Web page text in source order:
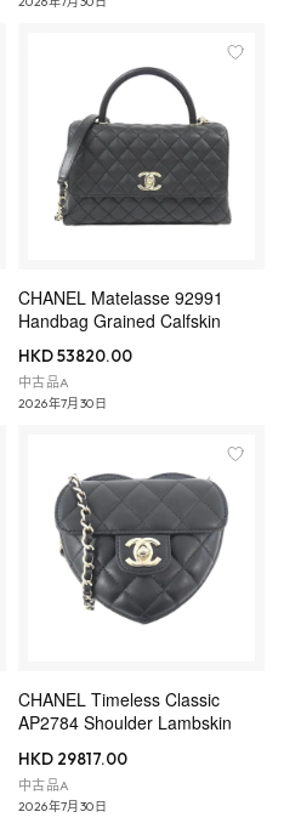
CHANEL Matelasse 92991
Handbag Grained Calfskin
HKD 53820.00
中古品A
2026年7月30日
CHANEL Timeless Classic
AP2784 Shoulder Lambskin
HKD 29817.00
中古品A
2026年7月30日